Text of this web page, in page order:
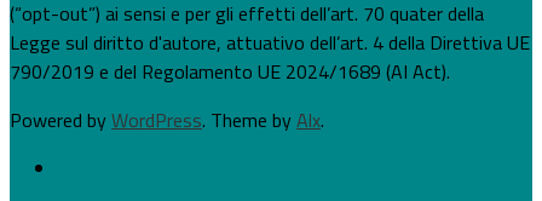
(“opt-out”) ai sensi e per gli effetti dell’art. 70 quater della
Legge sul diritto d'autore, attuativo dell’art. 4 della Direttiva UE
790/2019 e del Regolamento UE 2024/1689 (AI Act).
Powered byWordPress. Theme byAlx.